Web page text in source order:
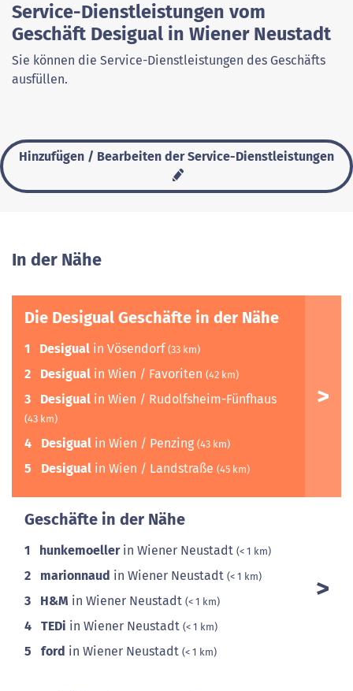
Service-Dienstleistungen vom
Geschäft Desigual in Wiener Neustadt
Sie können die Service-Dienstleistungen des Geschäfts
ausfüllen.
Hinzufügen / Bearbeiten der Service-Dienstleistungen
In der Nähe
Die Desigual Geschäfte in der Nähe
1 Desigual in Vösendorf (33 km)
2 Desigual in Wien / Favoriten (42 km)
3 Desigual in Wien / Rudolfsheim-Fünfhaus
(43 km)
4 Desigual in Wien / Penzing (43 km)
5 Desigual in Wien / Landstraße (45 km)
Geschäfte in der Nähe
1 hunkemoellerin Wiener Neustadt (< 1 km)
2 marionnaud in Wiener Neustadt (< 1 km)
3 H&M in Wiener Neustadt (< 1 km)
4 TEDi in Wiener Neustadt (< 1 km)
5 ford in Wiener Neustadt (< 1 km)